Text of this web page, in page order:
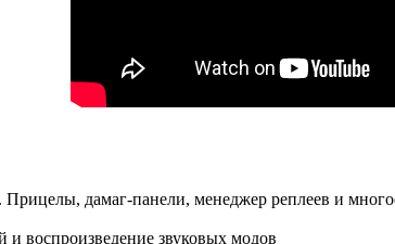
дамаг-панели, менеджер реплеев и
воспроизведение звуковых модов